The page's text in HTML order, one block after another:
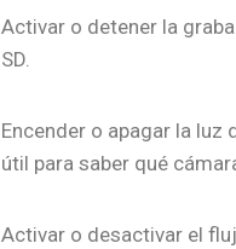
Activar o detener la
SD.
Encender o apagar la luz
útil para saber qué
Activar o desactivar el